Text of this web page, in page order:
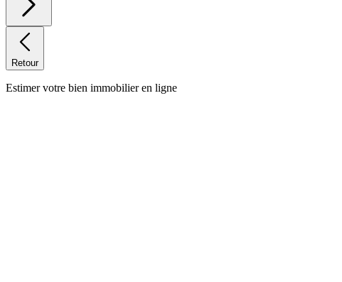
Retour
Estimer votre bien immobilier en ligne